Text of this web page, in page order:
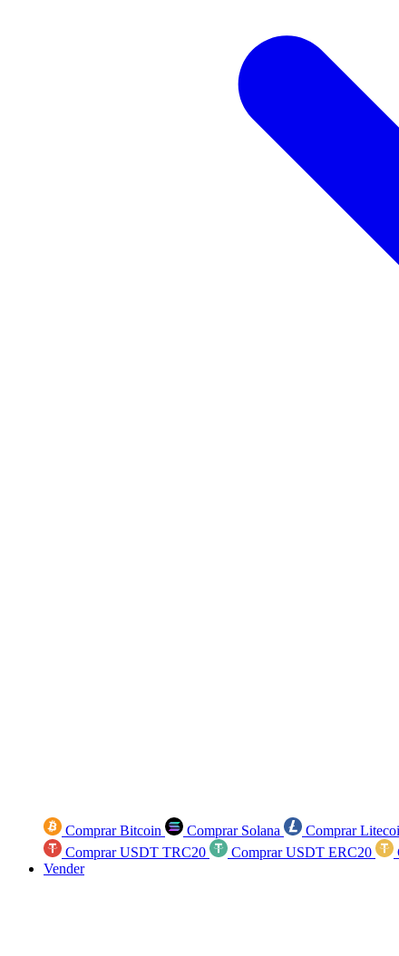
Comprar Bitcoin Comprar Solana Comprar
Comprar USDT TRC20
Comprar USDT ERC20
Vender